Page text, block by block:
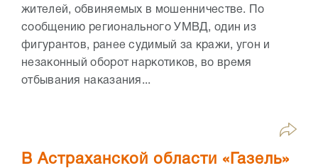
жителей, обвиняемых в мошенничестве. По
сообщению регионального УМВД, один из
фигурантов, ранее судимый за кражи, угон и
незаконный оборот наркотиков, во время
отбывания наказания...
В Астраханской области «Газель»